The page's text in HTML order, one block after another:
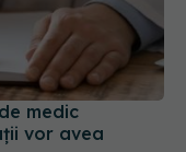
medic
vor avea